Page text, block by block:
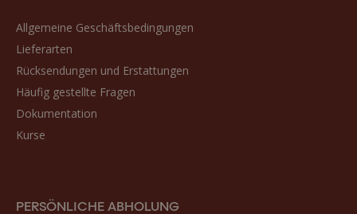
Allgemeine Geschäftsbedingungen
Lieferarten
Rücksendungen und Erstattungen
Häufig gestellte Fragen
Dokumentation
Kurse
PERSÖNLICHE ABHOLUNG